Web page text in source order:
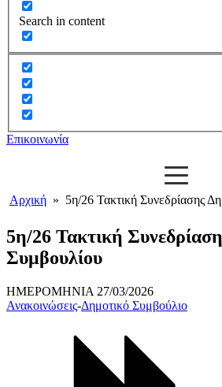
Search in content
Επικοινωνία
Αρχική » 5η/26 Τακτική Συνεδρίασης
5η/26 Τακτική
Συμβουλίου
ΗΜΕΡΟΜΗΝΙΑ 27/03/2026
Ανακοινώσεις-Δημοτικό Συμβούλιο